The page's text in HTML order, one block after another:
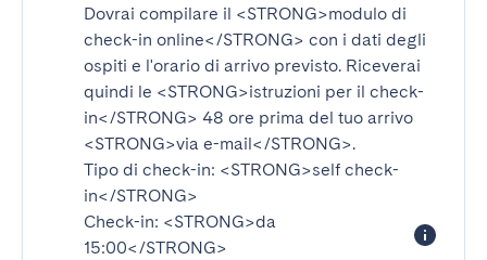
Dovrai compilare il <STRONG>modulo di
check-in online</STRONG> con i dati degli
ospiti e l'orario di arrivo previsto. Riceverai
quindi le <STRONG>istruzioni per il check-
in</STRONG> 48 ore prima del tuo arrivo
<STRONG>via e-mail</STRONG>.
Tipo di check-in: <STRONG>self check-
in</STRONG>
Check-in: <STRONG>da
15:00</STRONG>